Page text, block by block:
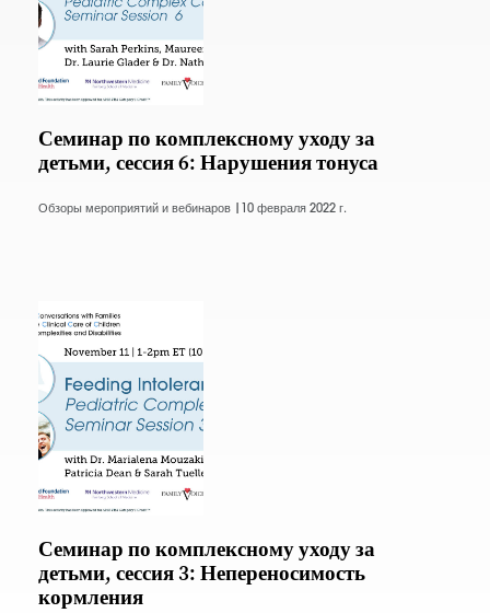
Семинар по комплексному уходу за
детьми, сессия 6: Нарушения тонуса
Обзоры мероприятий и вебинаров | 10 февраля 2022 г.
Семинар по комплексному уходу за
детьми, сессия 3: Непереносимость
кормления